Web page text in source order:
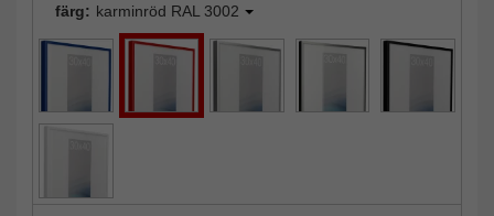
färg: karminröd RAL 3002